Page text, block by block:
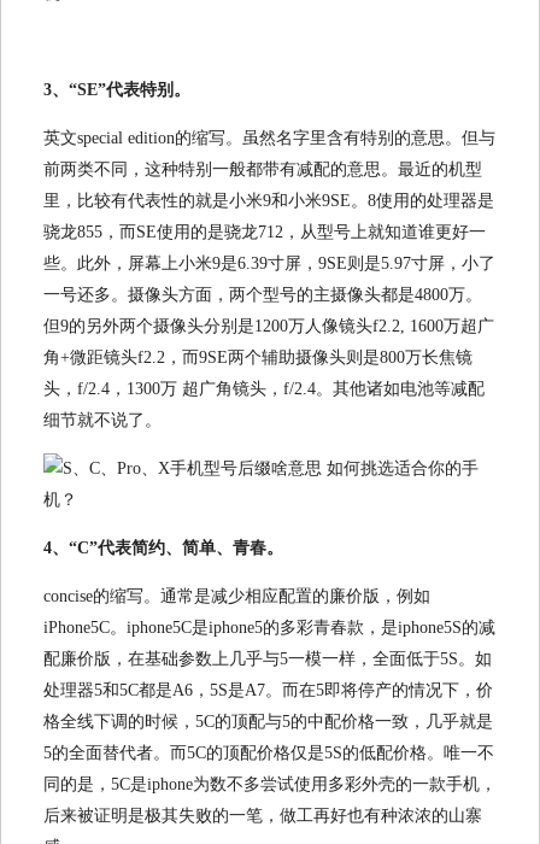
3、“SE”代表特别。
英文special edition的缩写。虽然名字里含有特别的意思。但与
前两类不同，这种特别一般都带有减配的意思。最近的机型
里，比较有代表性的就是小米9和小米9SE。8使用的处理器是
骁龙855，而SE使用的是骁龙712，从型号上就知道谁更好一
些。此外，屏幕上小米9是6.39寸屏，9SE则是5.97寸屏，小了
一号还多。摄像头方面，两个型号的主摄像头都是4800万。
但9的另外两个摄像头分别是1200万人像镜头f2.2, 1600万超广
角+微距镜头f2.2，而9SE两个辅助摄像头则是800万长焦镜
头，f/2.4，1300万 超广角镜头，f/2.4。其他诸如电池等减配
细节就不说了。
4、“C”代表简约、简单、青春。
concise的缩写。通常是减少相应配置的廉价版，例如
iPhone5C。iphone5C是iphone5的多彩青春款，是iphone5S的减
配廉价版，在基础参数上几乎与5一模一样，全面低于5S。如
处理器5和5C都是A6，5S是A7。而在5即将停产的情况下，价
格全线下调的时候，5C的顶配与5的中配价格一致，几乎就是
5的全面替代者。而5C的顶配价格仅是5S的低配价格。唯一不
同的是，5C是iphone为数不多尝试使用多彩外壳的一款手机，
后来被证明是极其失败的一笔，做工再好也有种浓浓的山寨